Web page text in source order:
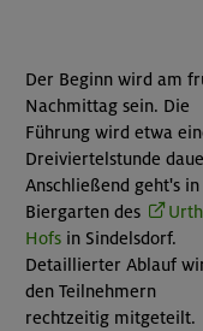
Der Beginn wird am
Nachmittag sein. Die
Führung wird etwa
Dreiviertelstunde
Anschließend geht's
Biergarten des
Hofs in Sindelsdorf.
Detaillierter Ablauf
den Teilnehmern
rechtzeitig mitgeteilt.